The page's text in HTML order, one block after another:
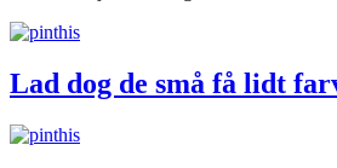
Lad dog de små få lidt